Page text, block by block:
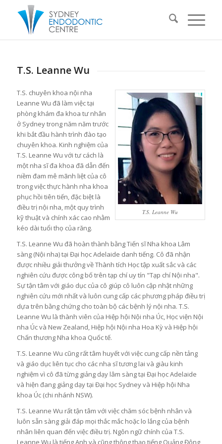
T.S. Leanne Wu
T.S. Leanne Wu
T.S. chuyên khoa nội nha
Leanne Wu đã làm việc tại
phòng khám đa khoa tư nhân
ở Sydney trong năm năm trước
khi bắt đầu hành trình đào tạo
chuyên khoa. Kinh nghiệm của
T.S. Leanne Wu với tư cách là
một nha sĩ đa khoa đã dẫn đến
niềm đam mê mãnh liệt của cô
trong việc thực hành nha khoa
phục hồi tiên tiến, đặc biệt là
điều trị nội nha, một quy trình
kỹ thuật và chính xác cao nhằm
kéo dài tuổi thọ của răng.
T.S. Leanne Wu đã hoàn thành bằng Tiến sĩ Nha khoa Lâm
sàng (Nội nha) tại Đại học Adelaide danh tiếng. Cô đã nhận
được nhiều giải thưởng về Thành tích Học tập xuất sắc và các
nghiên cứu được công bố trên tạp chí uy tín "Tạp chí Nội nha".
Sự tận tâm với giáo dục của cô giúp cô luôn cập nhật những
nghiên cứu mới nhất và luôn cung cấp các phương pháp điều trị
dựa trên bằng chứng cho toàn bộ các bệnh lý nội nha. T.S.
Leanne Wu là thành viên của Hiệp hội Nội nha Úc, Học viện Nội
nha Úc và New Zealand, Hiệp hội Nội nha Hoa Kỳ và Hiệp hội
Chấn thương Nha khoa Quốc tế.
T.S. Leanne Wu cũng rất tâm huyết với việc cung cấp nền tảng
và giáo dục liên tục cho các nha sĩ tương lai và giàu kinh
nghiệm vì cô đã từng giảng dạy lâm sàng tại Đại học Adelaide
và hiện đang giảng dạy tại Đại học Sydney và Hiệp hội Nha
khoa Úc (chi nhánh NSW).
T.S. Leanne Wu rất tận tâm với việc chăm sóc bệnh nhân và
luôn sẵn sàng giải đáp mọi thắc mắc hoặc lo lắng của bệnh
nhân liên quan đến việc điều trị. Ngôn ngữ chính của T.S.
Leanne Wu là tiếng Anh và cũng thông thạo tiếng Quảng Đông